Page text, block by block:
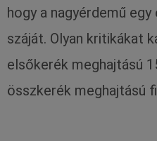
hogy a nagyérdemű
száját. Olyan kritikákat
elsőkerék meghajtású
összkerék meghajtású